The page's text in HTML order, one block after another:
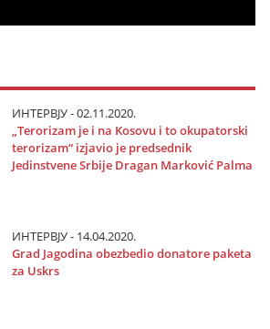
ИНТЕРВЈУ - 02.11.2020.
„Terorizam јe i na Kosovu i to okupatorski
terorizam“ izјavio јe predsednik
Јedinstvene Srbiјe Dragan Marković Palma
ИНТЕРВЈУ - 14.04.2020.
Grad Јagodina obezbedio donatore paketa
za Uskrs